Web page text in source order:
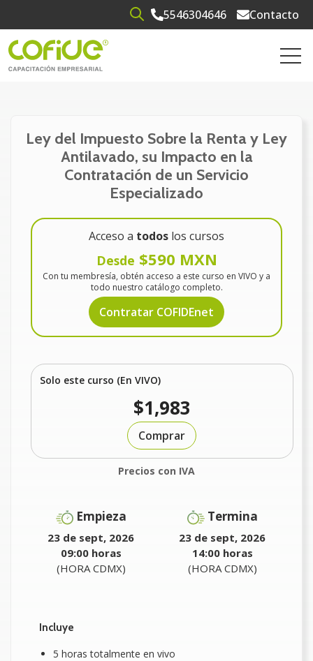
Open search5546304646 Contacto
Ley del Impuesto Sobre la Renta y Ley
Antilavado, su Impacto en la
Contratación de un Servicio
Especializado
Acceso a todos los cursos
Desde $590 MXN
Con tu membresía, obtén acceso a este curso en VIVO y a
todo nuestro catálogo completo.
Contratar COFIDEnet
Solo este curso (En VIVO)
$1,983
Comprar
Precios con IVA
Empieza
23 de sept, 2026
09:00 horas
(HORA CDMX)
Termina
23 de sept, 2026
14:00 horas
(HORA CDMX)
Incluye
5 horas totalmente en vivo